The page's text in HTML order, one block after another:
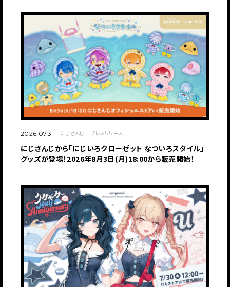
2026.07.31 にじさんじ プレスリリース
にじさんじから「にじいろクローゼット なついろスタイル」
グッズが登場！2026年8月3日(月)18:00から販売開始！